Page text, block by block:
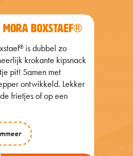
MORA BOXSTAEF®
® is dubbel zo
krokante kipsnack
pit! Samen met
ontwikkeld. Lekker
frietjes of op een